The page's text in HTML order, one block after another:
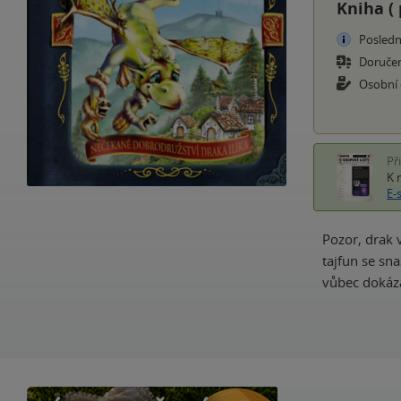
Kniha (
K
Pozor, drak
tajfun se
vůbec